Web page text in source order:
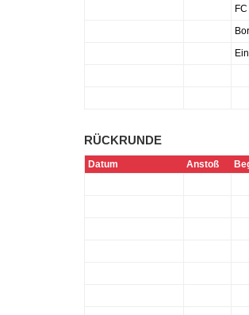
RÜCKRUNDE
Datum Anstoß